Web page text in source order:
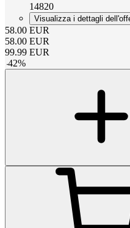
14820
Visualizza i dettagli
58.00 EUR
58.00 EUR
99.99 EUR
-42%